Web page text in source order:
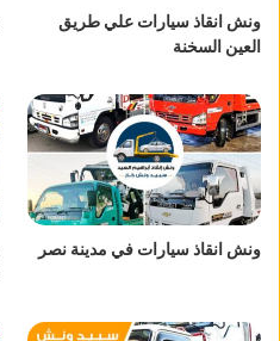
ونش انقاذ سيارات علي طريق
العين السخنة
ونش انقاذ سيارات في مدينة نصر